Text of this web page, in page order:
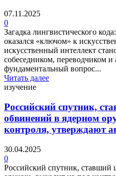
07.11.2025
0
Загадка лингвистического
оказался «ключом» к
искусственный интеллект
собеседником, переводчиком и
фундаментальный вопрос...
Читать далее
изучение
Российский спутник,
обвинений в ядерном
контроля, утверждают
30.04.2025
0
Российский спутник, ставший